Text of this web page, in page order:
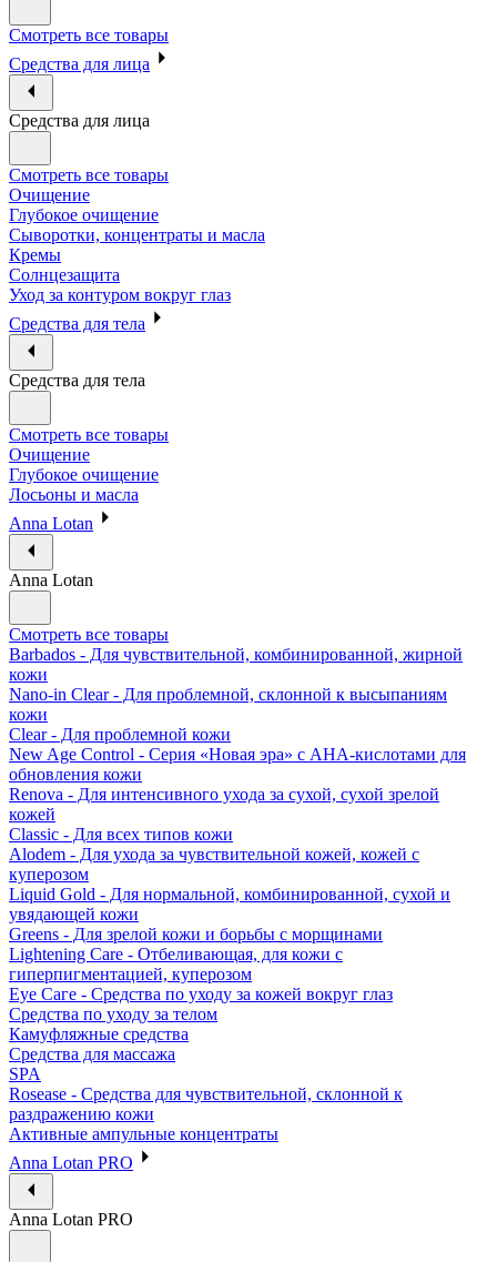
Смотреть все товары
Средства для лица
Средства для лица
Смотреть все товары
Очищение
Глубокое очищение
Сыворотки, концентраты и масла
Кремы
Солнцезащита
Уход за контуром вокруг глаз
Средства для тела
Средства для тела
Смотреть все товары
Очищение
Глубокое очищение
Лосьоны и масла
Anna Lotan
Anna Lotan
Смотреть все товары
Barbados - Для чувствительной, комбинированной, жирной
кожи
Nano-in Clear - Для проблемной, склонной к высыпаниям
кожи
Clear - Для проблемной кожи
New Age Control - Серия «Новая эра» с АНА-кислотами для
обновления кожи
Renova - Для интенсивного ухода за сухой, сухой зрелой
кожей
Classic - Для всех типов кожи
Alodem - Для ухода за чувствительной кожей, кожей с
куперозом
Liquid Gold - Для нормальной, комбинированной, сухой и
увядающей кожи
Greens - Для зрелой кожи и борьбы с морщинами
Lightening Care - Отбеливающая, для кожи с
гиперпигментацией, куперозом
Eye Саге - Средства по уходу за кожей вокруг глаз
Средства по уходу за телом
Камуфляжные средства
Средства для массажа
SPA
Rosease - Средства для чувствительной, склонной к
раздражению кожи
Активные ампульные концентраты
Anna Lotan PRO
Anna Lotan PRO